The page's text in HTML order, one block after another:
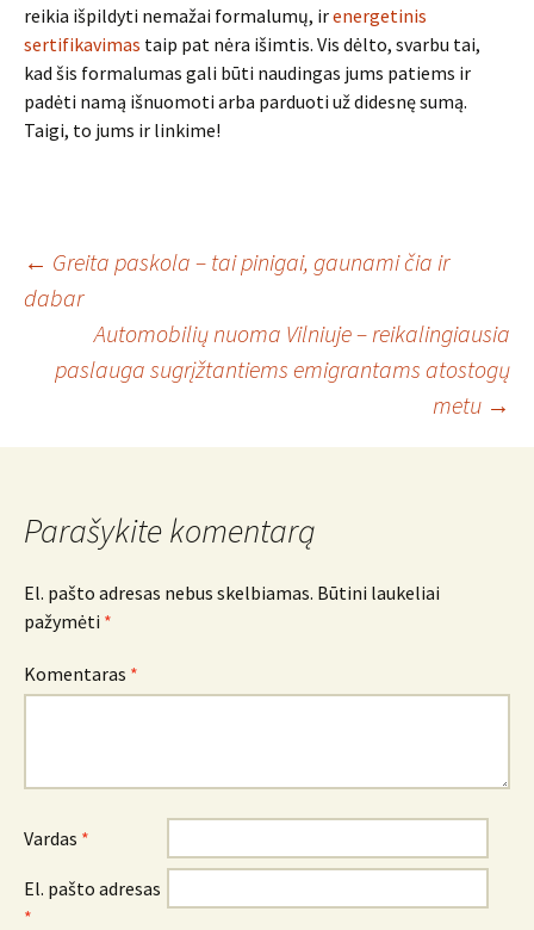
reikia išpildyti nemažai formalumų, irenergetinis
sertifikavimas taip pat nėra išimtis. Vis dėlto, svarbu tai,
kad šis formalumas gali būti naudingas jums patiems ir
padėti namą išnuomoti arba parduoti už didesnę sumą.
Taigi, to jums ir linkime!
Įrašo
navigacija
← Greita paskola – tai pinigai, gaunami čia ir
dabar
Automobilių nuoma Vilniuje – reikalingiausia
paslauga sugrįžtantiems emigrantams atostogų
metu →
Parašykite komentarą
El. pašto adresas nebus skelbiamas. Būtini laukeliai
pažymėti *
Komentaras *
Vardas *
El. pašto adresas
*